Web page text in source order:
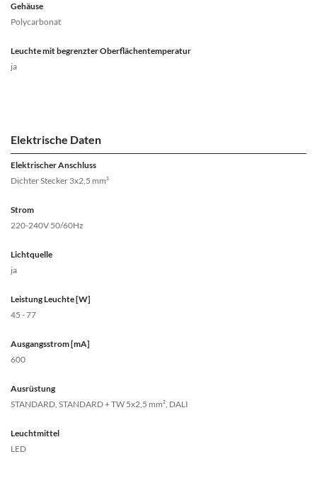
Gehäuse
Polycarbonat
Leuchte mit begrenzter Oberflächentemperatur
ja
Elektrische Daten
Elektrischer Anschluss
Dichter Stecker 3x2,5 mm²
Strom
220-240V 50/60Hz
Lichtquelle
ja
Leistung Leuchte [W]
45 - 77
Ausgangsstrom [mA]
600
Ausrüstung
STANDARD, STANDARD + TW 5x2,5 mm², DALI
Leuchtmittel
LED